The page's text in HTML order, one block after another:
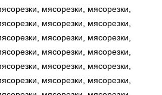
мясорезки, мясорезки,
мясорезки, мясорезки,
мясорезки, мясорезки,
мясорезки, мясорезки,
мясорезки, мясорезки,
мясорезки, мясорезки,